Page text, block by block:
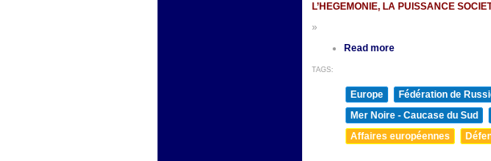
L’HEGEMONIE, LA PUISSANCE
»
Read more
TAGS:
Europe Fédération de
Mer Noire - Caucase du Sud
Affaires européennes